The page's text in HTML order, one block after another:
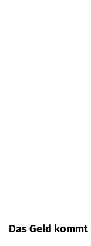
Das Geld